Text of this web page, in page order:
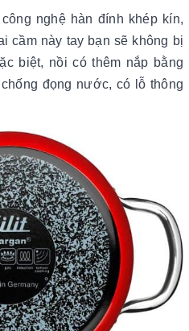
nghệ hàn đính khép kín,
cầm này tay bạn sẽ không bị
biệt, nồi có thêm nắp bằng
đọng nước, có lỗ thông